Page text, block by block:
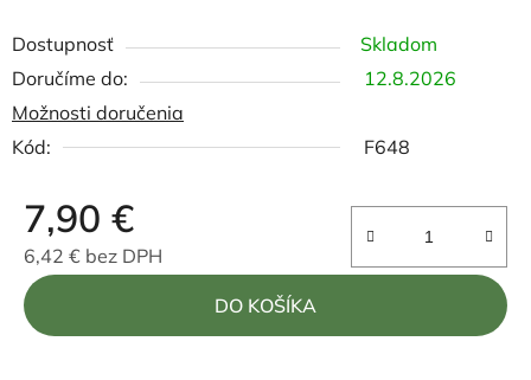
Dostupnosť
Skladom
12.8.2026
Možnosti doručenia
Kód:
F648
7,90 €
6,42 € bez DPH
Jednotková cena:
DO KOŠÍKA